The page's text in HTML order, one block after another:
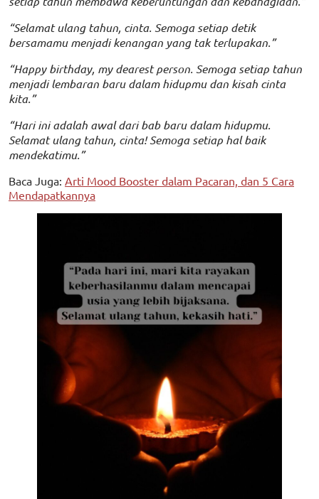
“Selamat ulang tahun, cinta. Semoga setiap detik
bersamamu menjadi kenangan yang tak terlupakan.”
“Happy birthday, my dearest person. Semoga setiap tahun
menjadi lembaran baru dalam hidupmu dan kisah cinta
kita.”
“Hari ini adalah awal dari bab baru dalam hidupmu.
Selamat ulang tahun, cinta! Semoga setiap hal baik
mendekatimu.”
Baca Juga: Arti Mood Booster dalam Pacaran, dan 5 Cara
Mendapatkannya